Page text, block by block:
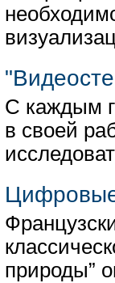
С каждым
в своей
природы”